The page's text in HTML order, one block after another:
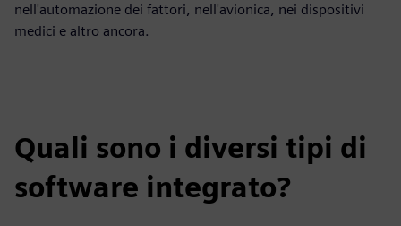
nell'automazione dei fattori, nell'avionica, nei dispositivi
medici e altro ancora.
Quali sono i diversi tipi di
software integrato?